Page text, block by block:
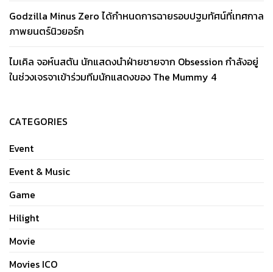
Godzilla Minus Zero ได้กำหนดการฉายรอบปฐมทัศน์ที่เทศกาล
ภาพยนตร์นิวยอร์ก
ไมเคิล จอห์นสตัน นักแสดงนำฝ่ายชายจาก Obsession กำลังอยู่
ในช่วงเจรจาเข้าร่วมทีมนักแสดงของ The Mummy 4
CATEGORIES
Event
Event & Music
Game
Hilight
Movie
Movies ICO